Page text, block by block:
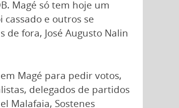
Magé só tem hoje um
e outros se
fora, José Augusto Nalin
Magé para pedir votos,
delegados de partidos
Malafaia, Sostenes